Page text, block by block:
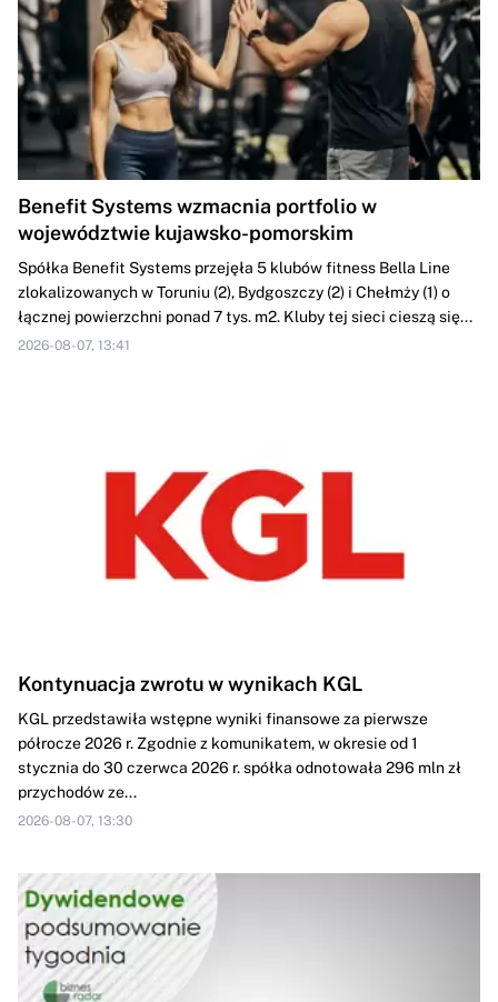
Benefit Systems wzmacnia portfolio w
województwie kujawsko-pomorskim
Spółka Benefit Systems przejęła 5 klubów fitness Bella Line
zlokalizowanych w Toruniu (2), Bydgoszczy (2) i Chełmży (1) o
łącznej powierzchni ponad 7 tys. m2. Kluby tej sieci cieszą się...
2026-08-07, 13:41
Kontynuacja zwrotu w wynikach KGL
KGL przedstawiła wstępne wyniki finansowe za pierwsze
półrocze 2026 r. Zgodnie z komunikatem, w okresie od 1
stycznia do 30 czerwca 2026 r. spółka odnotowała 296 mln zł
przychodów ze...
2026-08-07, 13:30